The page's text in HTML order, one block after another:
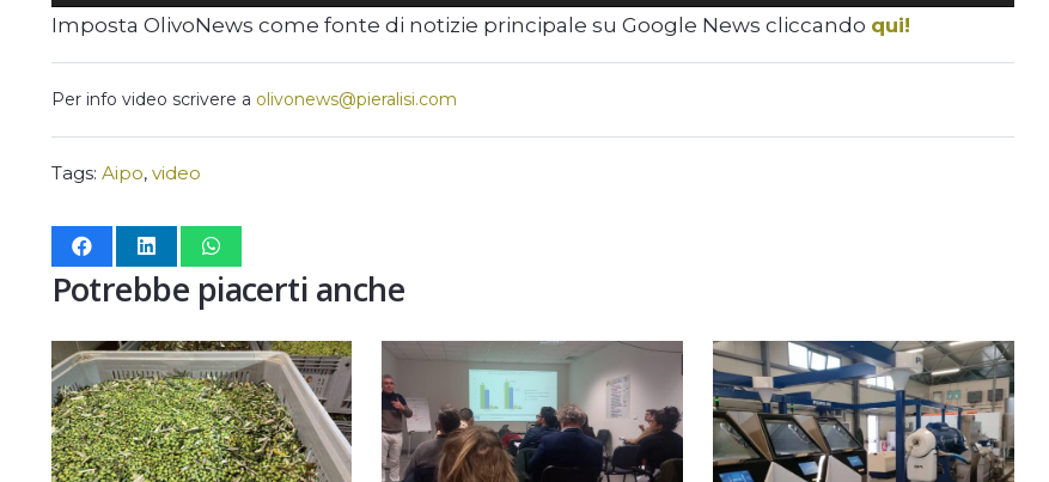
Imposta OlivoNews come fonte di notizie principale su Google News cliccando qui!
Per info video scrivere a olivonews@pieralisi.com
Tags: Aipo, video
Potrebbe piacerti anche